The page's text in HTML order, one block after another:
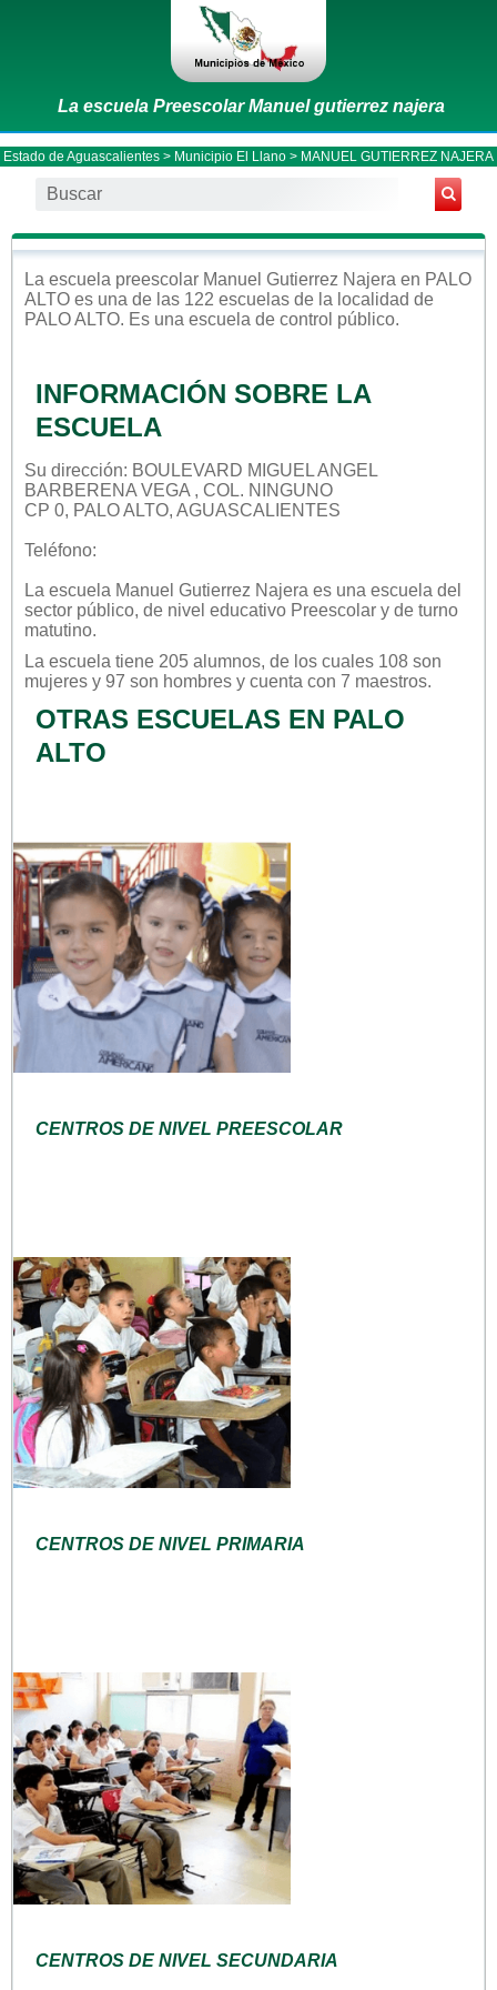
La escuela Preescolar Manuel gutierrez najera
Estado de Aguascalientes > Municipio El Llano > MANUEL GUTIERREZ NAJERA
La escuela preescolar Manuel Gutierrez Najera en PALO
ALTO es una de las 122 escuelas de la localidad de
PALO ALTO. Es una escuela de control público.
INFORMACIÓN SOBRE LA
ESCUELA
Su dirección: BOULEVARD MIGUEL ANGEL
BARBERENA VEGA , COL. NINGUNO
CP 0, PALO ALTO, AGUASCALIENTES
Teléfono:
La escuela Manuel Gutierrez Najera es una escuela del
sector público, de nivel educativo Preescolar y de turno
matutino.
La escuela tiene 205 alumnos, de los cuales 108 son
mujeres y 97 son hombres y cuenta con 7 maestros.
OTRAS ESCUELAS EN PALO
ALTO
CENTROS DE NIVEL PREESCOLAR
CENTROS DE NIVEL PRIMARIA
CENTROS DE NIVEL SECUNDARIA